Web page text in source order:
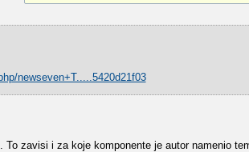
newseven+T.....5420d21f03
zavisi i za koje komponente je autor namenio